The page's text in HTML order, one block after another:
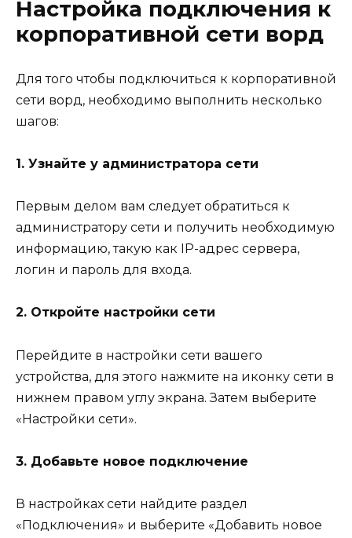
Настройка подключения к
корпоративной сети ворд
Для того чтобы подключиться к корпоративной
сети ворд, необходимо выполнить несколько
шагов:
1. Узнайте у администратора сети
Первым делом вам следует обратиться к
администратору сети и получить необходимую
информацию, такую как IP-адрес сервера,
логин и пароль для входа.
2. Откройте настройки сети
Перейдите в настройки сети вашего
устройства, для этого нажмите на иконку сети в
нижнем правом углу экрана. Затем выберите
«Настройки сети».
3. Добавьте новое подключение
В настройках сети найдите раздел
«Подключения» и выберите «Добавить новое